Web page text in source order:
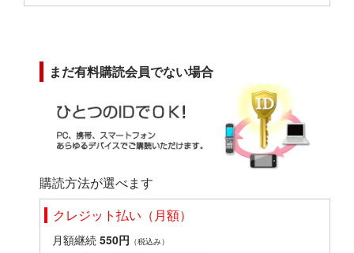
まだ有料購読会員でない場合
購読方法が選べます
クレジット払い（月額）
月額継続 550円 （税込み）